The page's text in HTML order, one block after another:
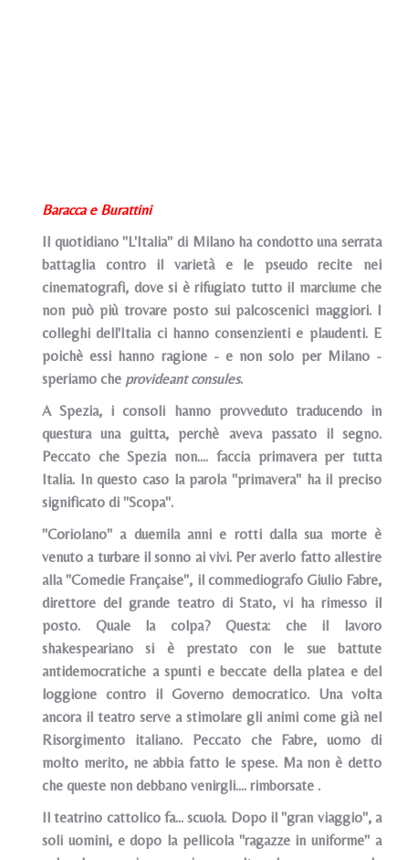
Baracca e Burattini
Il quotidiano "L'Italia" di Milano ha condotto una serrata
battaglia contro il varietà e le pseudo recite nei
cinematografi, dove si è rifugiato tutto il marciume che
non può più trovare posto sui palcoscenici maggiori. I
colleghi dell'Italia ci hanno consenzienti e plaudenti. E
poichè essi hanno ragione - e non solo per Milano -
speriamo che provideant consules.
A Spezia, i consoli hanno provveduto traducendo in
questura una guitta, perchè aveva passato il segno.
Peccato che Spezia non.... faccia primavera per tutta
Italia. In questo caso la parola "primavera" ha il preciso
significato di "Scopa".
"Coriolano" a duemila anni e rotti dalla sua morte è
venuto a turbare il sonno ai vivi. Per averlo fatto allestire
alla "Comedie Française", il commediografo Giulio Fabre,
direttore del grande teatro di Stato, vi ha rimesso il
posto. Quale la colpa? Questa: che il lavoro
shakespeariano si è prestato con le sue battute
antidemocratiche a spunti e beccate della platea e del
loggione contro il Governo democratico. Una volta
ancora il teatro serve a stimolare gli animi come già nel
Risorgimento italiano. Peccato che Fabre, uomo di
molto merito, ne abbia fatto le spese. Ma non è detto
che queste non debbano venirgli.... rimborsate .
Il teatrino cattolico fa... scuola. Dopo il "gran viaggio", a
soli uomini, e dopo la pellicola "ragazze in uniforme" a